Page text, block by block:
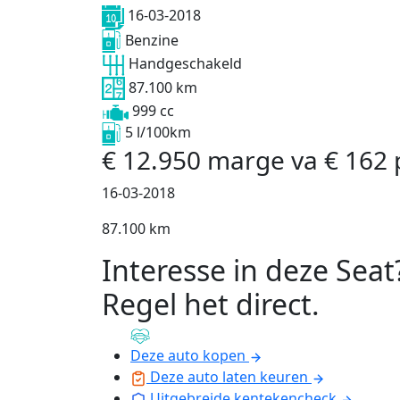
16-03-2018
Benzine
Handgeschakeld
87.100 km
999 cc
5 l/100km
€ 12.950 marge va € 162
16-03-2018
87.100 km
Interesse in deze
Regel het direct.
Deze auto kopen
Deze auto laten keuren